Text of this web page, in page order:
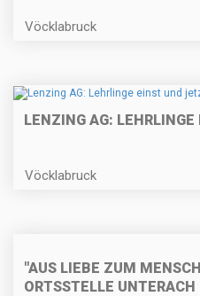
Vöcklabruck
LENZING AG:
Vöcklabruck
"AUS LIEBE ZUM
ORTSSTELLE UNTERACH